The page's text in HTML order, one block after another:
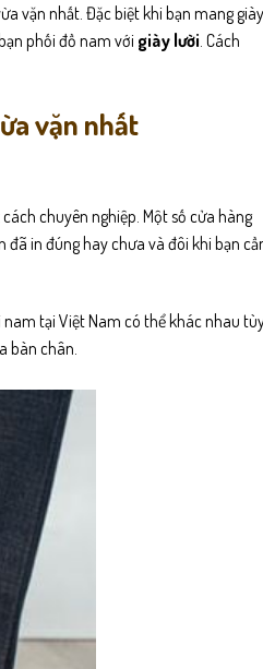
vặn nhất. Đặc biệt khi bạn mang giày
phối đồ nam với giày lười. Cách
vặn nhất
chuyên nghiệp. Một số cửa hàng
in đúng hay chưa và đôi khi bạn
tại Việt Nam có thể khác nhau
bàn chân.